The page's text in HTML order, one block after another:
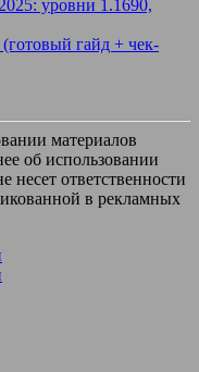
уровни 1.1690,
гайд + чек-
материалов
об использовании
ответственности
в рекламных